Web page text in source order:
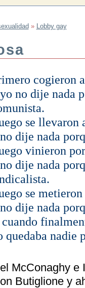
» Lobby gay
cogieron
no dije nada
se llevaron
dije nada
vinieron
dije nada
se
dije nada
quedaba nadie
McConaghy e
Butiglione y